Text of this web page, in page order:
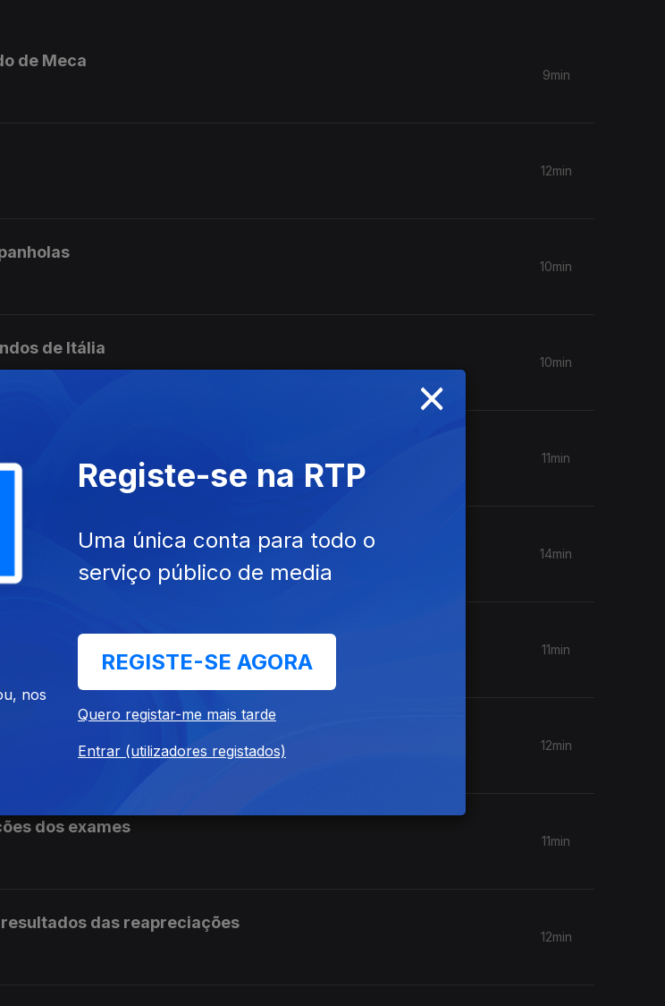
de Meca
9min
12min
10min
de Itália
10min
11min
14min
11min
do Presidente
12min
dos exames
11min
das reapreciações
12min
×
nos
Registe-se na RTP
Uma única conta para todo o
serviço público de media
REGISTE-SE AGORA
Quero registar-me mais tarde
Entrar (utilizadores registados)